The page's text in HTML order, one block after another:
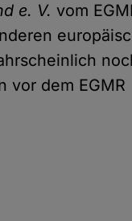
e. V. vom
vor dem EGMR